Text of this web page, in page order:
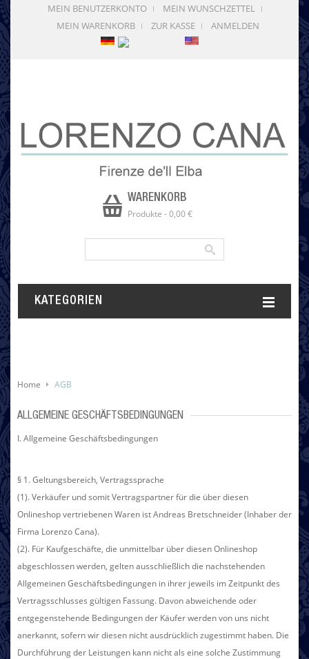
MEIN BENUTZERKONTO
MEIN WUNSCHZETTEL
MEIN WARENKORB
ZUR KASSE ANMELDEN
WARENKORB
Produkte -0,00 €
KATEGORIEN
Home AGB
ALLGEMEINE GESCHÄFTSBEDINGUNGEN
I. Allgemeine Geschäftsbedingungen
§ 1. Geltungsbereich, Vertragssprache
(1). Verkäufer und somit Vertragspartner für die über diesen
Onlineshop vertriebenen Waren ist Andreas Bretschneider (Inhaber der
Firma Lorenzo Cana).
(2). Für Kaufgeschäfte, die unmittelbar über diesen Onlineshop
abgeschlossen werden, gelten ausschließlich die nachstehenden
Allgemeinen Geschäftsbedingungen in ihrer jeweils im Zeitpunkt des
Vertragsschlusses gültigen Fassung. Davon abweichende oder
entgegenstehende Bedingungen der Käufer werden von uns nicht
anerkannt, sofern wir diesen nicht ausdrücklich zugestimmt haben. Die
Durchführung der Leistungen kann nicht als eine solche Zustimmung